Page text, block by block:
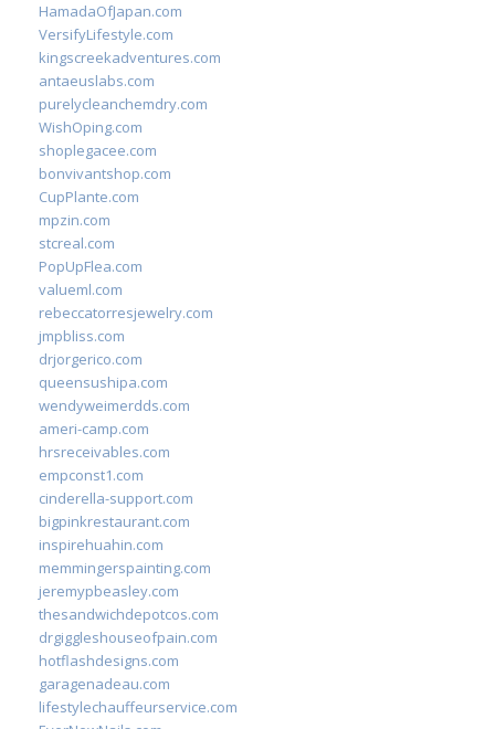
HamadaOfJapan.com
VersifyLifestyle.com
kingscreekadventures.com
antaeuslabs.com
purelycleanchemdry.com
WishOping.com
shoplegacee.com
bonvivantshop.com
CupPlante.com
mpzin.com
stcreal.com
PopUpFlea.com
valueml.com
rebeccatorresjewelry.com
jmpbliss.com
drjorgerico.com
queensushipa.com
wendyweimerdds.com
ameri-camp.com
hrsreceivables.com
empconst1.com
cinderella-support.com
bigpinkrestaurant.com
inspirehuahin.com
memmingerspainting.com
jeremypbeasley.com
thesandwichdepotcos.com
drgiggleshouseofpain.com
hotflashdesigns.com
garagenadeau.com
lifestylechauffeurservice.com